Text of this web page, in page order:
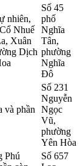
nhiên,
Nhuế
Xuân
Dịch
Số 45
phố
Nghĩa
Tân,
phường
Nghĩa
Đô
và phần
Số 231
Nguyễn
Ngọc
Vũ,
phường
Yên Hòa
Phú
Số 657